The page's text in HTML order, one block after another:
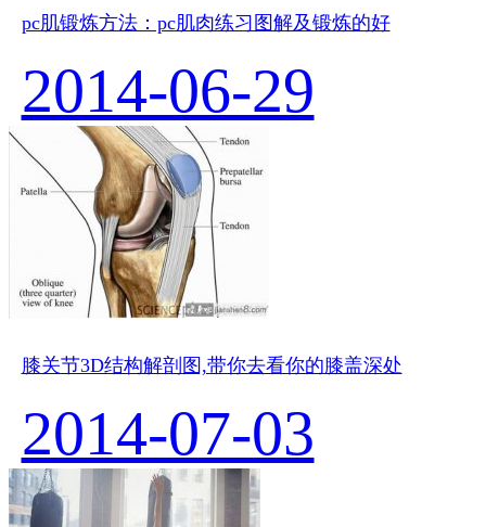
pc肌锻炼方法：pc肌肉练习图解及锻炼的好
2014-06-29
膝关节3D结构解剖图,带你去看你的膝盖深处
2014-07-03